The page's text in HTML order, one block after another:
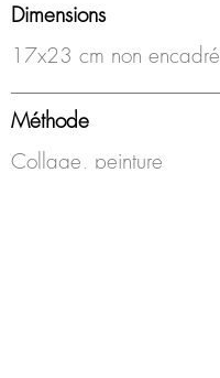
Dimensions
17x23 cm non encadré
Méthode
Collage, peinture